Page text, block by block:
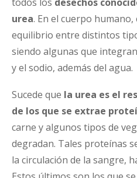
todos los desechos
urea. En el cuerpo
equilibrio entre distintos
siendo algunas que
y el sodio, además del agua.
Sucede que la urea es el
de los que se extrae
carne y algunos tipos de
degradan. Tales proteínas
la circulación de la sangre,